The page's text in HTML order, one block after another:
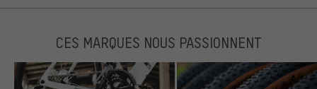
CES MARQUES NOUS PASSIONNENT